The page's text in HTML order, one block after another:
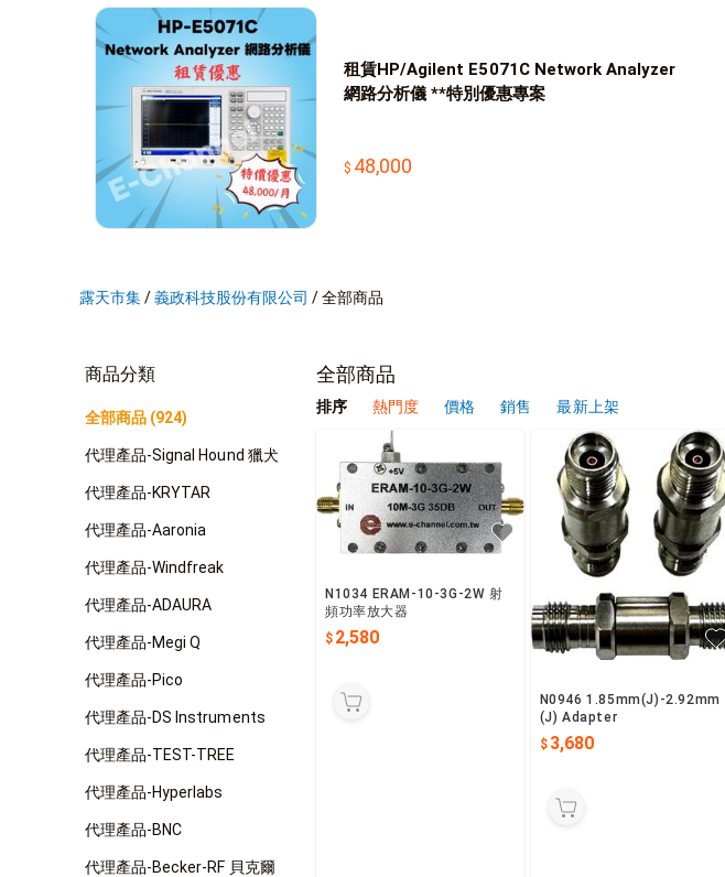
租賃HP/Agilent E5071C Network Analyzer
網路分析儀 **特別優惠專案
48,000
露天市集/義政科技股份有限公司 /全部商品
商品分類
全部商品 (924)
代理產品-Signal Hound 獵犬
代理產品-KRYTAR
代理產品-Aaronia
代理產品-Windfreak
代理產品-ADAURA
代理產品-Megi Q
代理產品-Pico
代理產品-DS Instruments
代理產品-TEST-TREE
代理產品-Hyperlabs
代理產品-BNC
代理產品-Becker-RF 貝克爾
全部商品
排序 熱門度 價格 銷售 最新上架
N1034 ERAM-10-3G-2W 射
頻功率放大器
2,580
N0946 1.85mm(J)-2.92mm
(J) Adapter
3,680